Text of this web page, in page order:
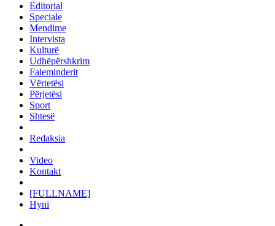
Editorial
Speciale
Mendime
Intervista
Kulturë
Udhëpërshkrim
Faleminderit
Vërtetësi
Përjetësi
Sport
Shtesë
Redaksia
Video
Kontakt
[FULLNAME]
Hyni